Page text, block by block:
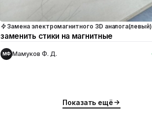
Замена электромагнитного 3D аналога(левый)
заменить стики на магнитные
МФ Мамуков Ф. Д.
Показать ещё